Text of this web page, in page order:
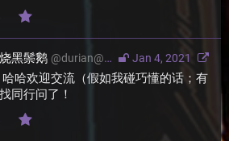
Jan 4, 2021
黑鬃鹅 @durian@moresci.sale
哈哈欢迎交流（假如我碰巧懂的话；有
同行问了！